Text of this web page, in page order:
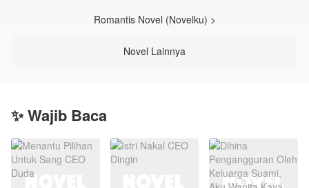
Romantis Novel (Novelku) >
Novel Lainnya
✨ Wajib Baca